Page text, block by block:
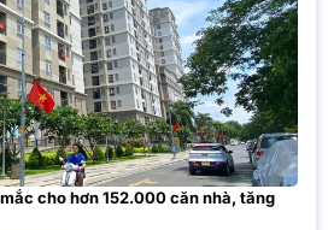
cho hơn 152.000 căn nhà, tăng